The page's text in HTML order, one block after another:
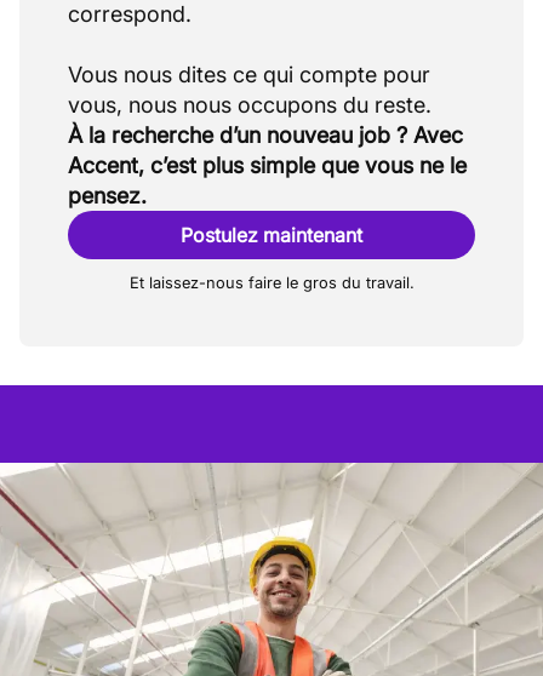
correspond.
Vous nous dites ce qui compte pour
À la recherche d’un nouveau job ? Avec
Accent, c’est plus simple que vous ne le
pensez.
Postulez maintenant
Et laissez-nous faire le gros du travail.